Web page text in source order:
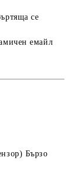
се
емайл
Бързо